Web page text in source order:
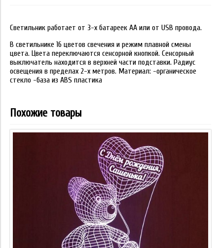
Светильник работает от 3-х батареек АА или от USB провода.
В светильнике 16 цветов свечения и режим плавной смены
цвета. Цвета переключаются сенсорной кнопкой. Сенсорный
выключатель находится в верхней части подставки. Радиус
освещения в пределах 2-х метров. Материал: -органическое
стекло -база из ABS пластика
Похожие товары